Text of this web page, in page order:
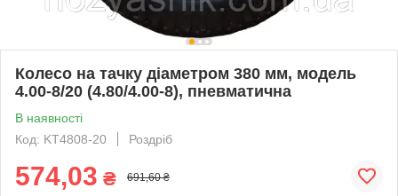
Колесо на тачку діаметром 380 мм, модель
4.00-8/20 (4.80/4.00-8), пневматична
В наявності
Код: KT4808-20
Роздріб
574,03 ₴ 691,60 ₴